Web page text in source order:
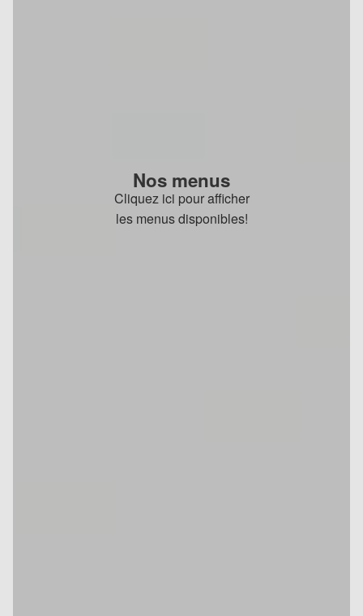
Nos menus
Cliquez ici pour afficher
les menus disponibles!